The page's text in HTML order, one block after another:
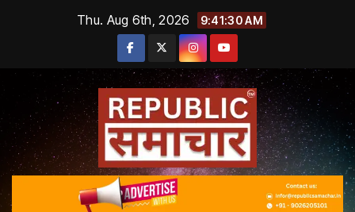
Thu. Aug 6th, 2026 9:41:31 AM